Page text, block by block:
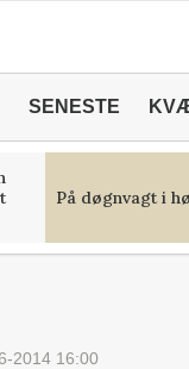
SENESTE
På døgnvagt i
2014 16:00